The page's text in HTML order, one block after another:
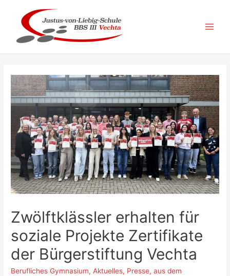
springen
Zwölftklässler erhalten für
soziale Projekte Zertifikate
der Bürgerstiftung Vechta
Berufliches Gymnasium,Aktuelles, Presse,aus dem